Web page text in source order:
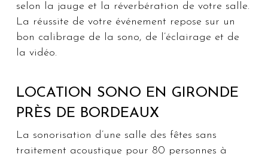
selon la jauge et la réverbération de votre salle.
La réussite de votre événement repose sur un
bon calibrage de la sono, de l’éclairage et de
la vidéo.
LOCATION SONO EN GIRONDE
PRÈS DE BORDEAUX
La sonorisation d’une salle des fêtes sans
traitement acoustique pour 80 personnes à